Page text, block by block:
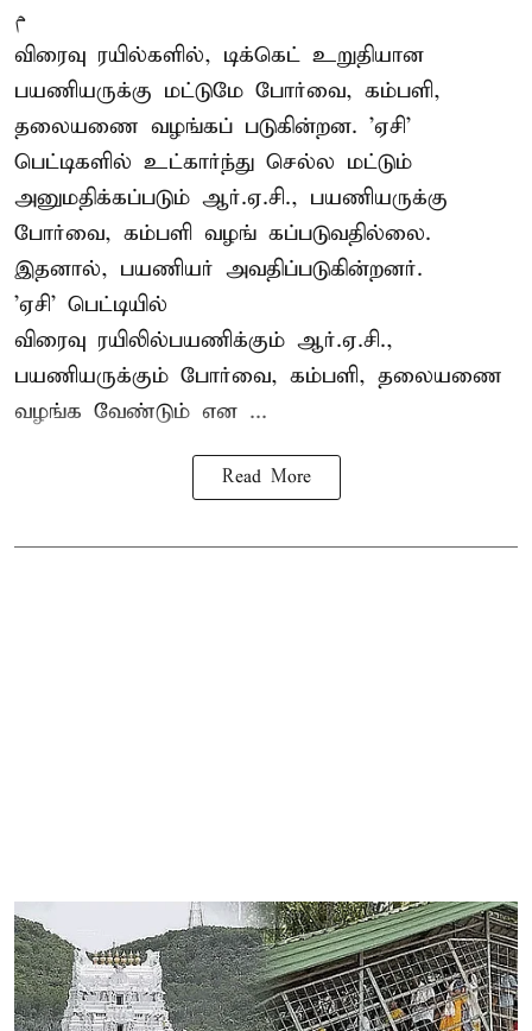
م
விரைவு ரயில்களில், டிக்கெட் உறுதியான
பயணியருக்கு மட்டுமே போர்வை, கம்பளி,
தலையணை வழங்கப் படுகின்றன. 'ஏசி'
பெட்டிகளில் உட்கார்ந்து செல்ல மட்டும்
அனுமதிக்கப்படும் ஆர்.ஏ.சி., பயணியருக்கு
போர்வை, கம்பளி வழங் கப்படுவதில்லை.
இதனால், பயணியர் அவதிப்படுகின்றனர்.
'ஏசி' பெட்டியில்
விரைவு ரயிலில்பயணிக்கும் ஆர்.ஏ.சி.,
பயணியருக்கும் போர்வை, கம்பளி, தலையணை
வழங்க வேண்டும் என ...
Read More